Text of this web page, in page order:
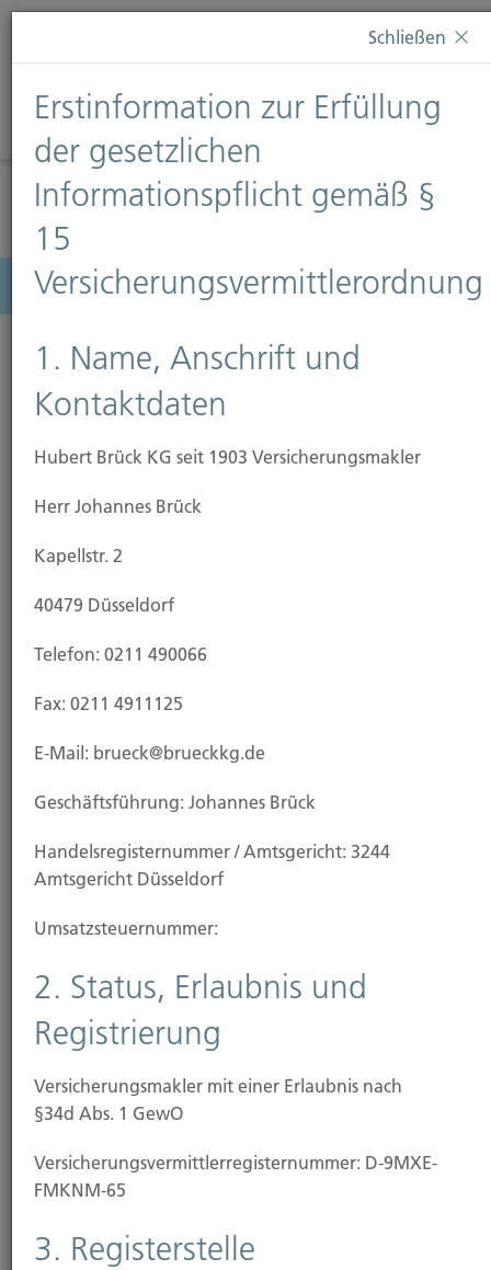
Diese Webseite verwendet Cookies. Wenn Sie weiterhin
Informationen finden Sie auf unserer SeiteDatenschutz
Diese Nachricht nicht erneut anzeigen
Menü
Ansprechpartner
Inhaber
Tel.: 0211 - 49 00 66
E-Mail Vita
Schließen
Erstinformation zur Erfüllung
der gesetzlichen
Informationspflicht gemäß §
15
Versicherungsvermittlerordnung
1. Name, Anschrift und
Kontaktdaten
Hubert Brück KG seit 1903 Versicherungsmakler
Herr Johannes Brück
Kapellstr. 2
40479 Düsseldorf
Telefon: 0211 490066
Fax: 0211 4911125
E-Mail: brueck@brueckkg.de
Geschäftsführung: Johannes Brück
Handels­registernummer / Amtsgericht: 3244
Amtsgericht Düsseldorf
Umsatzsteuer­nummer:
2. Status, Erlaubnis und
Registrierung
Versicherungsmakler mit einer Erlaubnis nach
§34d Abs. 1 GewO
Versicherungs­vermittler­registernummer: D-9MXE-
FMKNM-65
3. Registerstelle